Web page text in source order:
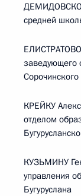
средней
заведующего
КРЕЙКУ
отделом
КУЗЬМИНУ
управления
Бугуруслана